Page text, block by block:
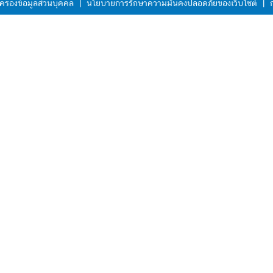
รองข้อมูลส่วนบุคคล | นโยบายการรักษาความมั่นคงปลอดภัยของเว็บไซต์ |